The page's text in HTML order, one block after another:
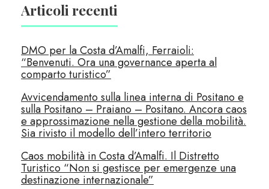
Articoli recenti
DMO per la Costa d’Amalfi, Ferraioli:
“Benvenuti. Ora una governance aperta al
comparto turistico”
Avvicendamento sulla linea interna di Positano e
sulla Positano – Praiano – Positano. Ancora caos
e approssimazione nella gestione della mobilità.
Sia rivisto il modello dell’intero territorio
Caos mobilità in Costa d’Amalfi. Il Distretto
Turistico “Non si gestisce per emergenze una
destinazione internazionale”